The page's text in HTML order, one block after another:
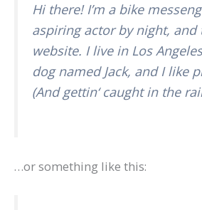
Hi there! I’m a bike
aspiring actor by night, and
website. I live in Los
dog named Jack, and I like
(And gettin‘ caught in the
…or something like this: